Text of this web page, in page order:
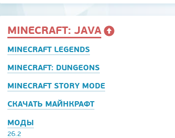
MINECRAFT: JAVA
MINECRAFT LEGENDS
MINECRAFT: DUNGEONS
MINECRAFT STORY MODE
СКАЧАТЬ МАЙНКРАФТ
МОДЫ
26.2